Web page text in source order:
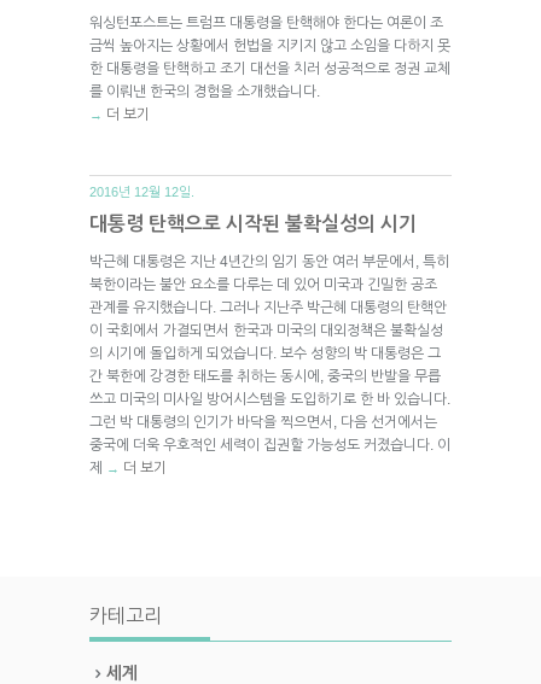
워싱턴포스트는 트럼프 대통령을 탄핵해야 한다는 여론이 조
금씩 높아지는 상황에서 헌법을 지키지 않고 소임을 다하지 못
한 대통령을 탄핵하고 조기 대선을 치러 성공적으로 정권 교체
를 이뤄낸 한국의 경험을 소개했습니다.
→ 더 보기
2016년 12월 12일.
대통령 탄핵으로 시작된 불확실성의 시기
박근혜 대통령은 지난 4년간의 임기 동안 여러 부문에서, 특히
북한이라는 불안 요소를 다루는 데 있어 미국과 긴밀한 공조
관계를 유지했습니다. 그러나 지난주 박근혜 대통령의 탄핵안
이 국회에서 가결되면서 한국과 미국의 대외정책은 불확실성
의 시기에 돌입하게 되었습니다. 보수 성향의 박 대통령은 그
간 북한에 강경한 태도를 취하는 동시에, 중국의 반발을 무릅
쓰고 미국의 미사일 방어시스템을 도입하기로 한 바 있습니다.
그런 박 대통령의 인기가 바닥을 찍으면서, 다음 선거에서는
중국에 더욱 우호적인 세력이 집권할 가능성도 커졌습니다. 이
제
→ 더 보기
카테고리
세계